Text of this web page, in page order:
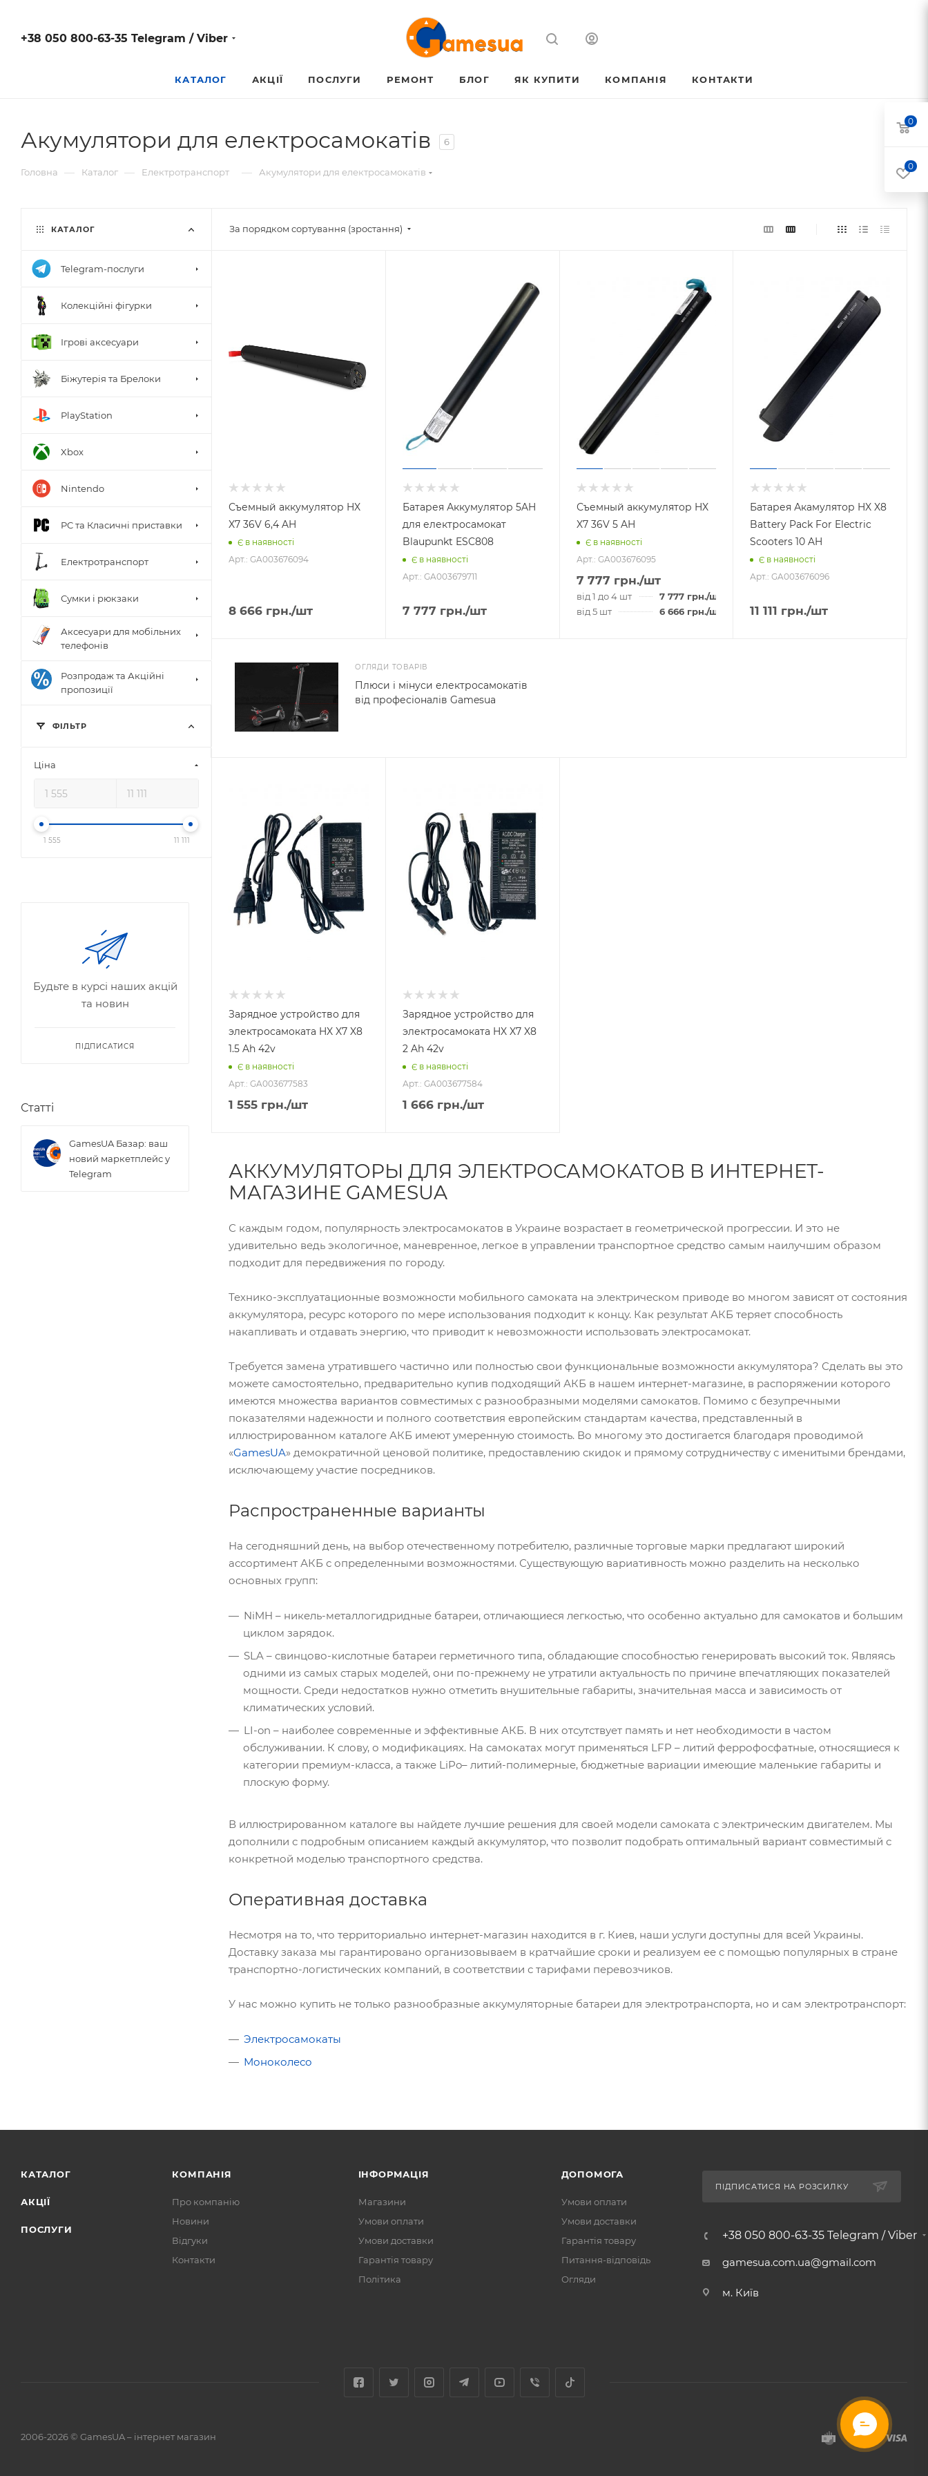
+38 050 800-63-35 Telegram / Viber
КАТАЛОГ АКЦІЇ ПОСЛУГИ РЕМОНТ БЛОГ ЯК КУПИТИ КОМПАНІЯ КОНТАКТИ
Акумулятори для електросамокатів 6
Головна — Каталог — Електротранспорт — Акумулятори для електросамокатів
За порядком сортування (зростання)
Съемный аккумулятор HX
X7 36V 6,4 AH
Є в наявності
Арт.: GA003676094
8 666 грн./шт
Батарея Аккумулятор 5AH
для електросамокат
Blaupunkt ESC808
Є в наявності
Арт.: GA003679711
7 777 грн./шт
Съемный аккумулятор HX
X7 36V 5 AH
Є в наявності
Арт.: GA003676095
7 777 грн./шт
від 1 до 4 шт 7 777грн./шт
від 5 шт
6 666грн./шт
Батарея Акамулятор HX X8
Battery Pack For Electric
Scooters 10 AH
Є в наявності
Арт.: GA003676096
11 111 грн./шт
ОГЛЯДИ ТОВАРІВ
Плюси і мінуси електросамокатів
від професіоналів Gamesua
Зарядное устройство для
электросамоката HX X7 X8
1.5 Ah 42v
Є в наявності
Арт.: GA003677583
1 555 грн./шт
Зарядное устройство для
электросамоката HX X7 X8
2 Ah 42v
Є в наявності
Арт.: GA003677584
1 666грн./шт
АККУМУЛЯТОРЫ ДЛЯ ЭЛЕКТРОСАМОКАТОВ В ИНТЕРНЕТ-
МАГАЗИНЕ GAMESUA
С каждым годом, популярность электросамокатов в Украине возрастает в геометрической прогрессии. И это не
удивительно ведь экологичное, маневренное, легкое в управлении транспортное средство самым наилучшим образом
подходит для передвижения по городу.
Технико-эксплуатационные возможности мобильного самоката на электрическом приводе во многом зависят от состояния
аккумулятора, ресурс которого по мере использования подходит к концу. Как результат АКБ теряет способность
накапливать и отдавать энергию, что приводит к невозможности использовать электросамокат.
Требуется замена утратившего частично или полностью свои функциональные возможности аккумулятора? Сделать вы это
можете самостоятельно, предварительно купив подходящий АКБ в нашем интернет-магазине, в распоряжении которого
имеются множества вариантов совместимых с разнообразными моделями самокатов. Помимо с безупречными
показателями надежности и полного соответствия европейским стандартам качества, представленный в
иллюстрированном каталоге АКБ имеют умеренную стоимость. Во многому это достигается благодаря проводимой
«GamesUA» демократичной ценовой политике, предоставлению скидок и прямому сотрудничеству с именитыми брендами,
исключающему участие посредников.
Распространенные варианты
На сегодняшний день, на выбор отечественному потребителю, различные торговые марки предлагают широкий
ассортимент АКБ с определенными возможностями. Существующую вариативность можно разделить на несколько
основных групп:
NiMH – никель-металлогидридные батареи, отличающиеся легкостью, что особенно актуально для самокатов и большим
циклом зарядок.
SLA – свинцово-кислотные батареи герметичного типа, обладающие способностью генерировать высокий ток. Являясь
одними из самых старых моделей, они по-прежнему не утратили актуальность по причине впечатляющих показателей
мощности. Среди недостатков нужно отметить внушительные габариты, значительная масса и зависимость от
климатических условий.
LI-on – наиболее современные и эффективные АКБ. В них отсутствует память и нет необходимости в частом
обслуживании. К слову, о модификациях. На самокатах могут применяться LFP – литий феррофосфатные, относящиеся к
категории премиум-класса, а также LiPo– литий-полимерные, бюджетные вариации имеющие маленькие габариты и
плоскую форму.
В иллюстрированном каталоге вы найдете лучшие решения для своей модели самоката с электрическим двигателем. Мы
дополнили с подробным описанием каждый аккумулятор, что позволит подобрать оптимальный вариант совместимый с
конкретной моделью транспортного средства.
Оперативная доставка
Несмотря на то, что территориально интернет-магазин находится в г. Киев, наши услуги доступны для всей Украины.
Доставку заказа мы гарантировано организовываем в кратчайшие сроки и реализуем ее с помощью популярных в стране
транспортно-логистических компаний, в соответствии с тарифами перевозчиков.
У нас можно купить не только разнообразные аккумуляторные батареи для электротранспорта, но и сам электротранспорт:
Электросамокаты
Моноколесо
КАТАЛОГ
Telegram-послуги
Колекційні фігурки
Ігрові аксесуари
Біжутерія та Брелоки
PlayStation
Xbox
Nintendo
PC та Класичні приставки
Електротранспорт
Сумки і рюкзаки
Аксесуари для мобільних
телефонів
Розпродаж та Акційні
пропозиції
ФIЛЬТР
Цiна
1 555 11 111
Будьте в курсі наших акцій
та новин
ПІДПИСАТИСЯ
Статті
GamesUA Базар: ваш
новий маркетплейс у
Telegram
КАТАЛОГ
АКЦІЇ
ПОСЛУГИ
КОМПАНІЯ
Про компанію
Новини
Відгуки
Контакти
ІНФОРМАЦІЯ
Магазини
Умови оплати
Умови доставки
Гарантія товару
Політика
ДОПОМОГА
Умови оплати
Умови доставки
Гарантія товару
Питання-відповідь
Огляди
ПІДПИСАТИСЯ НА РОЗСИЛКУ
+38 050 800-63-35 Telegram / Viber
gamesua.com.ua@gmail.com
м. Київ
2006-2026 © GamesUA – інтернет магазин
0
0